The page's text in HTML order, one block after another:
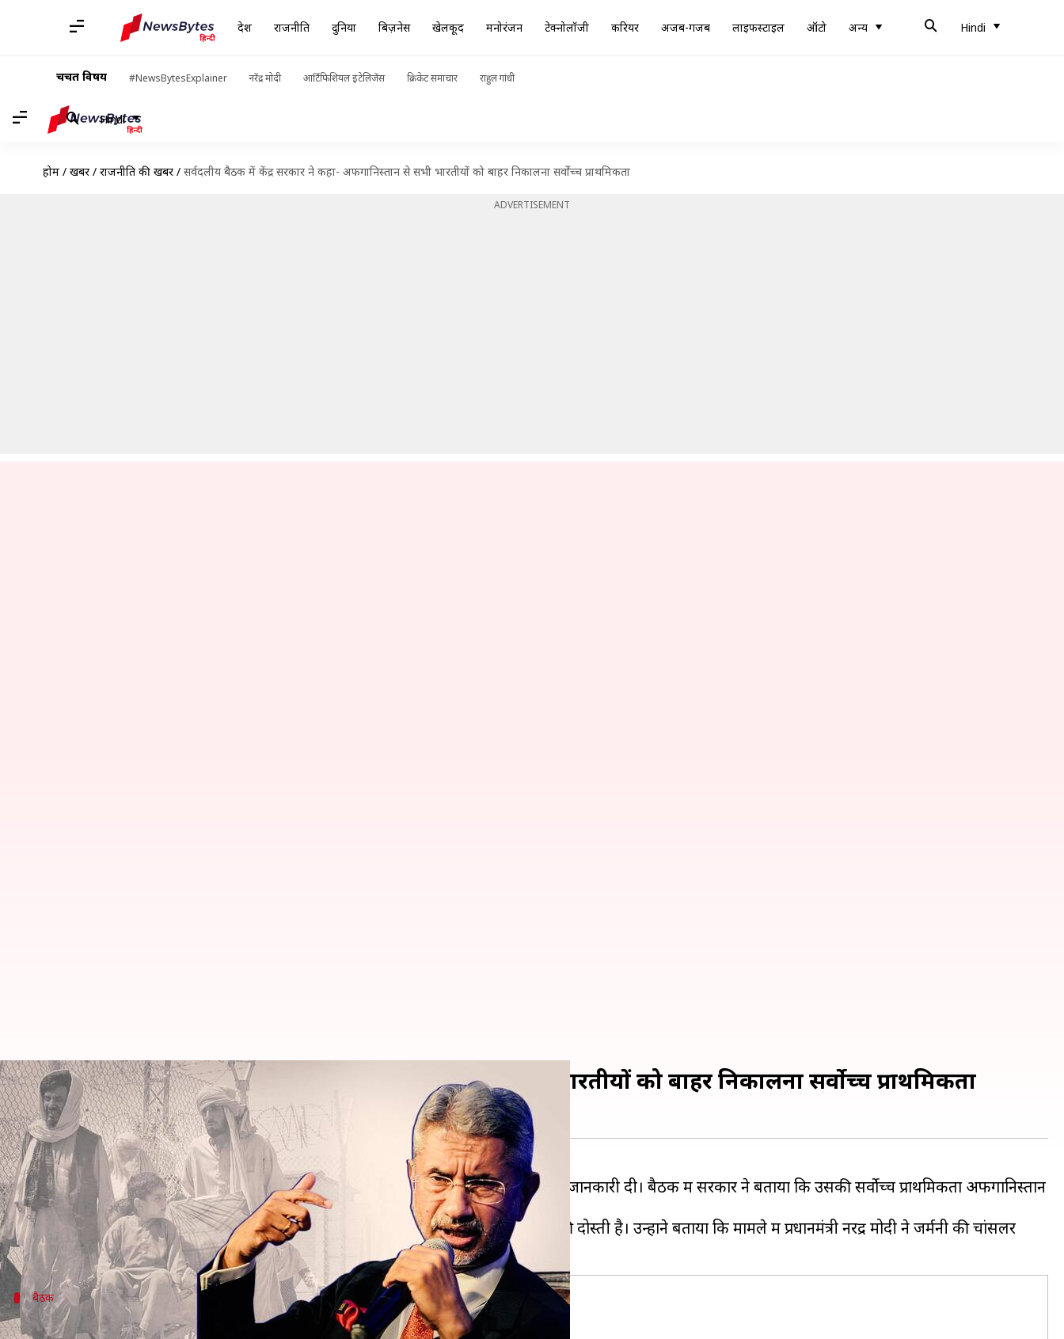
देश राजनीति दुनिया बिज़नेस खेलकूद मनोरंजन टेक्नोलॉजी करियर अजब-गजब लाइफस्टाइल ऑटो अन्य Hindi
चर्चित विषय #NewsBytesExplainer नरेंद्र मोदी आर्टिफिशियल इंटेलिजेंस क्रिकेट समाचार राहुल गांधी
Hindi
होम / खबरें / राजनीति की खबरें / सर्वदलीय बैठक में केंद्र सरकार ने कहा- अफगानिस्तान से सभी भारतीयों को बाहर निकालना सर्वोच्च प्राथमिकता
ADVERTISEMENT
सर्वदलीय बैठक में केंद्र सरकार ने कहा- अफगानिस्तान से सभी भारतीयों को बाहर निकालना सर्वोच्च प्राथमिकता
लेखन मुकुल तोमर Aug 26, 2021 05:24 pm
क्या है खबर?
केंद्र सरकार ने आज सर्वदलीय बैठक करते हुए 31 विपक्षी पार्टियों को अफगानिस्तान की स्थिति की जानकारी दी। बैठक में सरकार ने बताया कि उसकी सर्वोच्च प्राथमिकता अफगानिस्तान
में फंसे सभी भारतीयों को निकालना है।
विदेश मंत्री एस जयशंकर ने कहा कि सरकार की दीर्घकालिक प्राथमिकता अफगानिस्तान के लोगों की दोस्ती है। उन्होंने बताया कि मामले में प्रधानमंत्री नरेंद्र मोदी ने जर्मनी की चांसलर
बैठक
अपने सभी नागरिकों को निकालने का प्रयास कर रहा भारत- जयशंकर